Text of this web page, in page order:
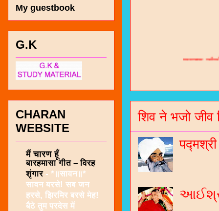
भजन /
नंबर
शिव ने भजो जीव
My guestbook
G.K
CHARAN
WEBSITE
मैं चारण हूँ
बारहमासा गीत – विरह
शृंगार - *॥सावन॥*
सावन बरसे! सब जन
हरसे, झिरमिर बरसे मेह!
बैठे तुम परदेस में